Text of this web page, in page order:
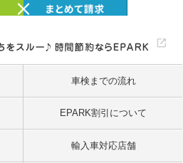
車検までの流れ
EPARK割引について
輸入車対応店舗